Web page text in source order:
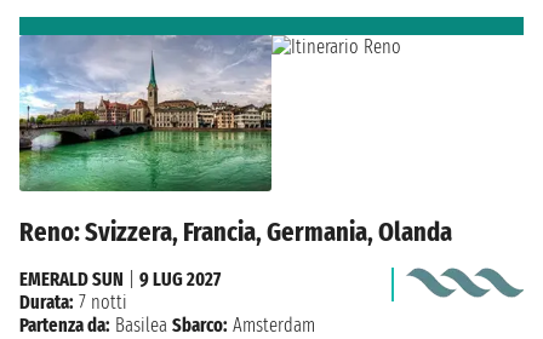
Reno: Svizzera, Francia, Germania, Olanda
EMERALD SUN
9 LUG 2027
Durata: 7 notti
Partenza da: Basilea Sbarco: Amsterdam